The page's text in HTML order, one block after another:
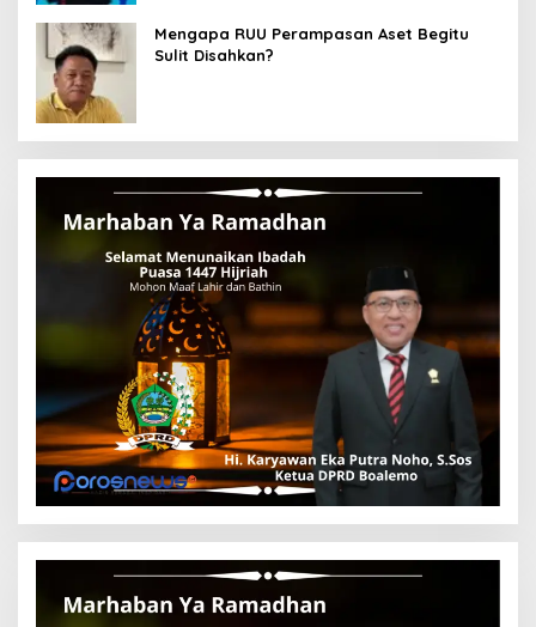
Mengapa RUU Perampasan Aset Begitu
Sulit Disahkan?